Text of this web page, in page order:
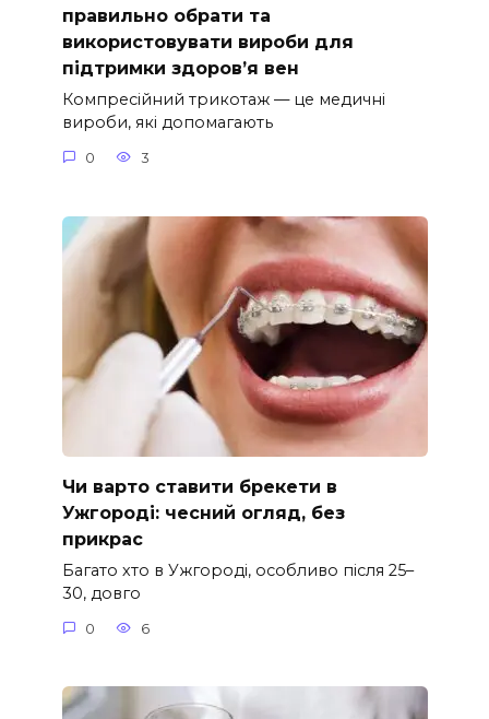
правильно обрати та
використовувати вироби для
підтримки здоров’я вен
Компресійний трикотаж — це медичні
вироби, які допомагають
0 3
Чи варто ставити брекети в
Ужгороді: чесний огляд, без
прикрас
Багато хто в Ужгороді, особливо після 25–
30, довго
0 6